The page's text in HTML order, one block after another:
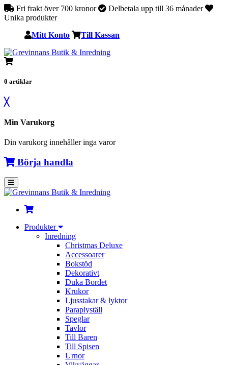
Fri frakt över 700 kronor
Delbetala upp till 36 månader
Unika produkter
Mitt Konto Till Kassan
0 artiklar
╳
Min Varukorg
Din varukorg innehåller inga varor
Börja handla
Produkter
Inredning
Christmas Deluxe
Accessoarer
Bokstöd
Dekorativt
Duka Bordet
Krukor
Ljusstakar & lyktor
Paraplyställ
Speglar
Tavlor
Till Baren
Till Spisen
Urnor